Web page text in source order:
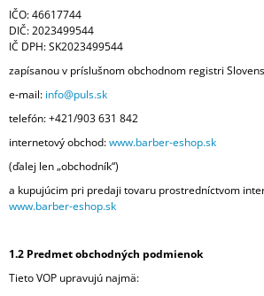
IČO: 46617744
DIČ: 2023499544
IČ DPH: SK2023499544
zapísanou v príslušnom obchodnom registri
e-mail: info@puls.sk
telefón: +421/903 631 842
internetový obchod:www.barber-eshop.sk
(ďalej len „obchodník“)
a kupujúcim pri predaji tovaru prostredníctvom
www.barber-eshop.sk
1.2 Predmet obchodných podmienok
Tieto VOP upravujú najmä:
HĽADAŤ
O
D
P
O
R
A
M